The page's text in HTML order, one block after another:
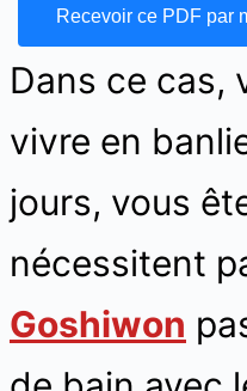
Dans ce cas,
vivre en
jours, vous
nécessitent
Goshiwon